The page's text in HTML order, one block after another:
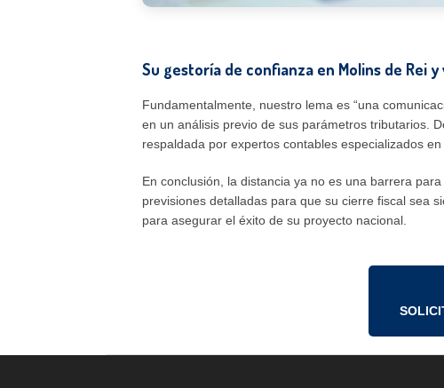
Su gestoría de confianza en Molins de Rei y
Fundamentalmente, nuestro lema es “una
en un análisis previo de sus parámetros tributarios.
respaldada por expertos contables especializados
En conclusión, la distancia ya no es una barrera
previsiones detalladas para que su cierre fiscal sea
para asegurar el éxito de su proyecto nacional.